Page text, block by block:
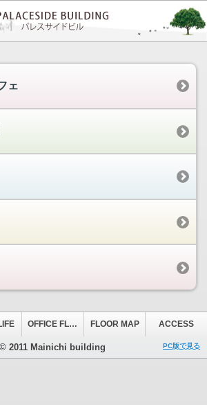
ェ
OFFICE FLOOR FLOOR MAP ACCESS
© 2011 Mainichi building PC版で見る